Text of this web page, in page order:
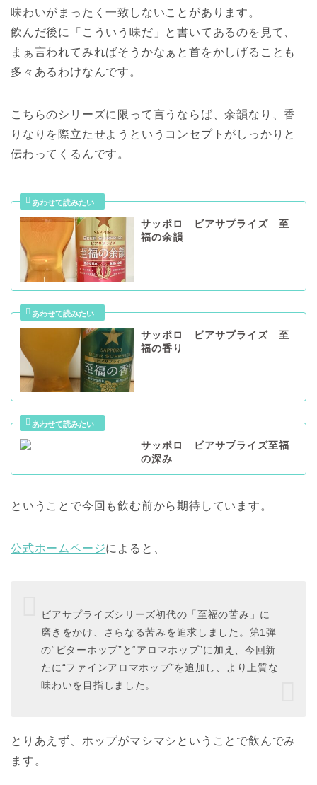
味わいがまったく一致しないことがあります。
飲んだ後に「こういう味だ」と書いてあるのを見て、
まぁ言われてみればそうかなぁと首をかしげることも
多々あるわけなんです。
こちらのシリーズに限って言うならば、余韻なり、香
りなりを際立たせようというコンセプトがしっかりと
伝わってくるんです。
サッポロ ビアサプライズ 至
福の余韻
サッポロ ビアサプライズ 至
福の香り
サッポロ ビアサプライズ至福
の深み
ということで今回も飲む前から期待しています。
公式ホームページによると、
ビアサプライズシリーズ初代の「至福の苦み」に
磨きをかけ、さらなる苦みを追求しました。第1弾
の“ビターホップ”と“アロマホップ”に加え、今回新
たに“ファインアロマホップ”を追加し、より上質な
味わいを目指しました。
とりあえず、ホップがマシマシということで飲んでみ
ます。